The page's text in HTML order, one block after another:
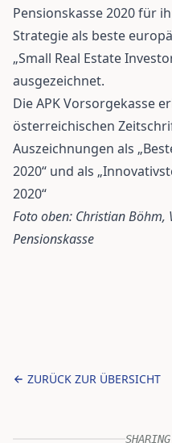
Pensionskasse 2020 für
Strategie als beste
„Small Real Estate
ausgezeichnet.
Die APK Vorsorgekasse
österreichischen
Auszeichnungen als
2020“ und als
2020“
Foto oben: Christian Böhm,
Pensionskasse
ZURÜCK ZUR ÜBERSICHT